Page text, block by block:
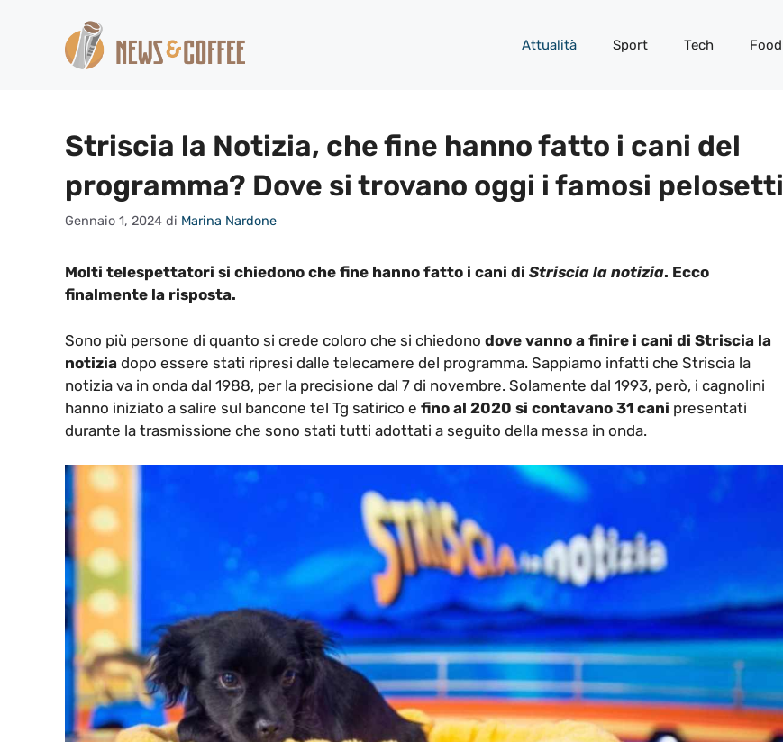
contenuto
Attualità Sport Tech Food
Striscia la Notizia, che fine hanno fatto i cani del
programma? Dove si trovano oggi i famosi pelosetti
Gennaio 1, 2024 di Marina Nardone
Molti telespettatori si chiedono che fine hanno fatto i cani di Striscia la notizia. Ecco
finalmente la risposta.
Sono più persone di quanto si crede coloro che si chiedono dove vanno a finire i cani di Striscia la
notizia dopo essere stati ripresi dalle telecamere del programma. Sappiamo infatti che Striscia la
notizia va in onda dal 1988, per la precisione dal 7 di novembre. Solamente dal 1993, però, i cagnolini
hanno iniziato a salire sul bancone tel Tg satirico e fino al 2020 si contavano 31 cani presentati
durante la trasmissione che sono stati tutti adottati a seguito della messa in onda.